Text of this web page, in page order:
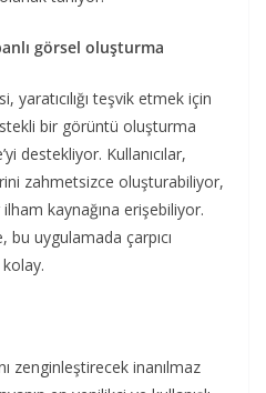
görsel oluşturma
yaratıcılığı teşvik etmek için
bir görüntü oluşturma
destekliyor. Kullanıcılar,
zahmetsizce oluşturabiliyor,
kaynağına erişebiliyor.
bu uygulamada çarpıcı
zenginleştirecek inanılmaz